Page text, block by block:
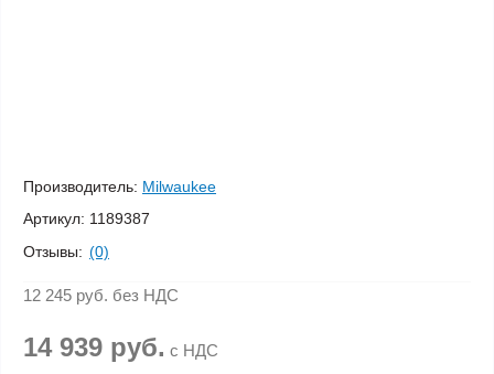
Производитель: Milwaukee
Артикул: 1189387
Отзывы: (0)
12 245 руб. без НДС
14 939 руб. с НДС